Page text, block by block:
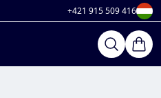
+421 915 509 416